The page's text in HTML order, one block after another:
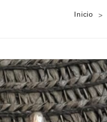
Inicio >